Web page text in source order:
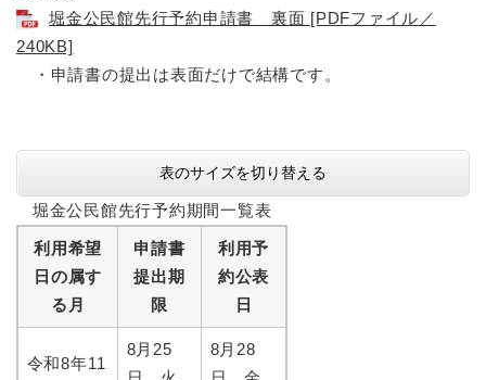
堀金公民館先行予約申請書 裏面 [PDFファイル／
240KB]
・申請書の提出は表面だけで結構です。
表のサイズを切り替える
堀金公民館先行予約期間一覧表
利用希望
日の属す
る月
申請書
提出期
限
利用予
約公表
日
令和8年11
8月25
8月28